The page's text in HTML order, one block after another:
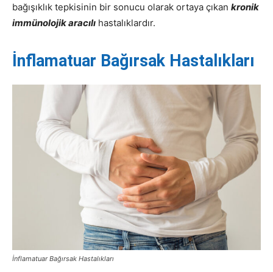
bağışıklık tepkisinin bir sonucu olarak ortaya çıkan kronik
immünolojik aracılı hastalıklardır.
İnflamatuar Bağırsak Hastalıkları
İnflamatuar Bağırsak Hastalıkları